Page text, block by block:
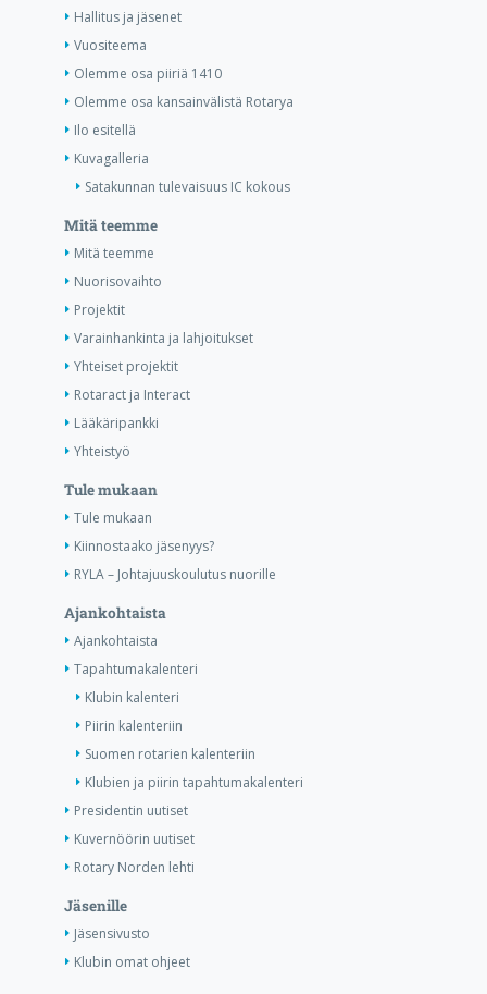
Hallitus ja jäsenet
Vuositeema
Olemme osa piiriä 1410
Olemme osa kansainvälistä Rotarya
Ilo esitellä
Kuvagalleria
Satakunnan tulevaisuus IC kokous
Mitä teemme
Mitä teemme
Nuorisovaihto
Projektit
Varainhankinta ja lahjoitukset
Yhteiset projektit
Rotaract ja Interact
Lääkäripankki
Yhteistyö
Tule mukaan
Tule mukaan
Kiinnostaako jäsenyys?
RYLA – Johtajuuskoulutus nuorille
Ajankohtaista
Ajankohtaista
Tapahtumakalenteri
Klubin kalenteri
Piirin kalenteriin
Suomen rotarien kalenteriin
Klubien ja piirin tapahtumakalenteri
Presidentin uutiset
Kuvernöörin uutiset
Rotary Norden lehti
Jäsenille
Jäsensivusto
Klubin omat ohjeet